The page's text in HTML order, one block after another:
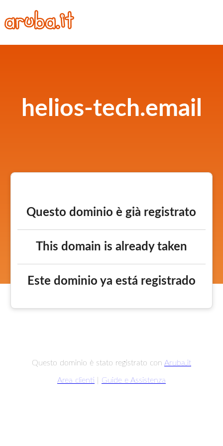
helios-tech.email
Questo dominio è già registrato
This domain is already taken
Este dominio ya está registrado
Questo dominio è stato registrato con Aruba.it
Area clienti Guide e Assistenza